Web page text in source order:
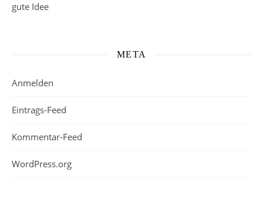
gute Idee
META
Anmelden
Eintrags-Feed
Kommentar-Feed
WordPress.org